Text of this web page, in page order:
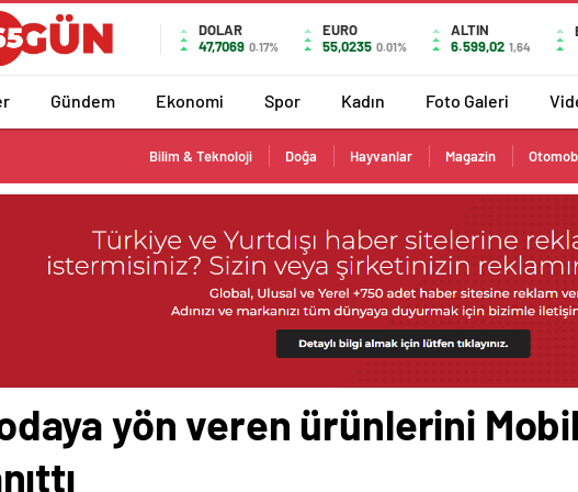
DOLAR
47,7069 0.17%
EURO
55,0235 0.01%
ALTIN
6.599,02 1,64
Gündem Ekonomi Spor Kadın Foto Galeri
Bilim & Teknoloji Doğa Hayvanlar Magazin
yön veren ürünlerini